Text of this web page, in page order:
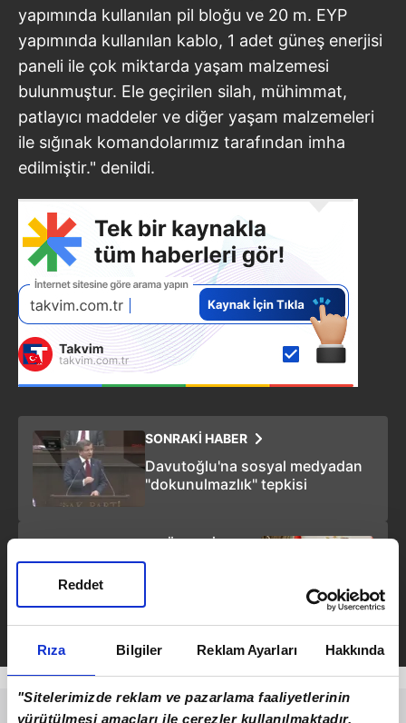
Rıza Bilgiler Reklam Ayarları Hakkında
"Sitelerimizde reklam ve pazarlama faaliyetlerinin
yürütülmesi amaçları ile çerezler kullanılmaktadır.
Reddet
yapımında kullanılan pil bloğu ve 20 m. EYP
yapımında kullanılan kablo, 1 adet güneş enerjisi
paneli ile çok miktarda yaşam malzemesi
bulunmuştur. Ele geçirilen silah, mühimmat,
patlayıcı maddeler ve diğer yaşam malzemeleri
ile sığınak komandolarımız tarafından imha
edilmiştir." denildi.
SONRAKİ HABER
Davutoğlu'na sosyal medyadan
"dokunulmazlık" tepkisi
ÖNCEKİ HABER
Son dakika: Başkan Erdoğan -
MHP lideri Bahçeli görüşmesinde
dikkat çeken plaka detayı